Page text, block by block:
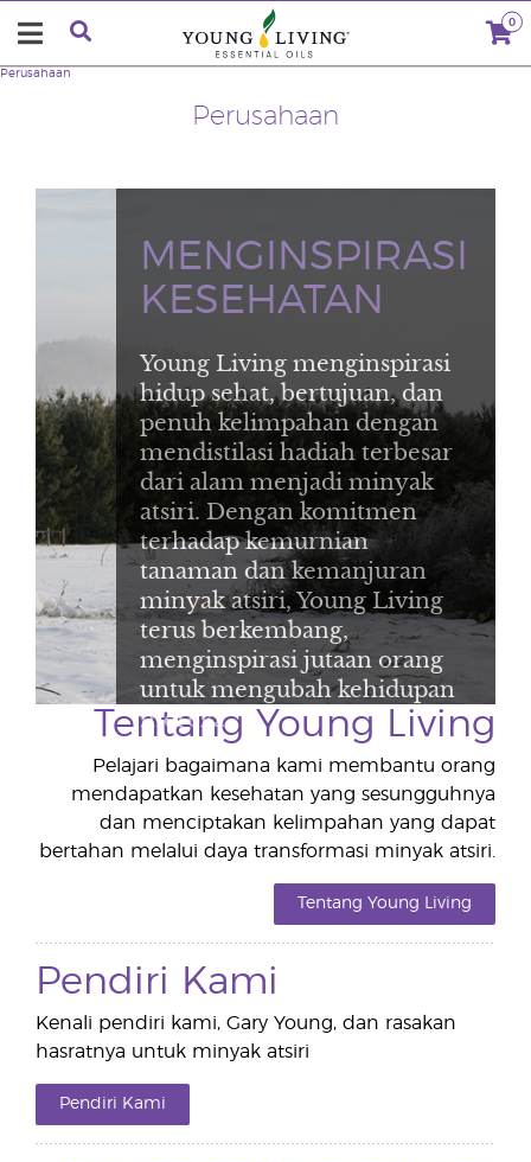
0
Perusahaan
Perusahaan
MENGINSPIRASI
KESEHATAN
Young Living menginspirasi
hidup sehat, bertujuan, dan
penuh kelimpahan dengan
mendistilasi hadiah terbesar
dari alam menjadi minyak
atsiri. Dengan komitmen
terhadap kemurnian
tanaman dan kemanjuran
minyak atsiri, Young Living
terus berkembang,
menginspirasi jutaan orang
untuk mengubah kehidupan
mereka.
Tentang Young Living
Pelajari bagaimana kami membantu orang
mendapatkan kesehatan yang sesungguhnya
dan menciptakan kelimpahan yang dapat
bertahan melalui daya transformasi minyak atsiri.
Tentang Young Living
Pendiri Kami
Kenali pendiri kami, Gary Young, dan rasakan
hasratnya untuk minyak atsiri
Pendiri Kami